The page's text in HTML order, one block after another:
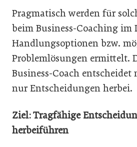
Pragmatisch werden für
beim Business-Coaching im
Handlungsoptionen bzw.
Problemlösungen ermittelt.
Business-Coach
nur Entscheidungen herbei.
Ziel: Tragfähige
herbeiführen